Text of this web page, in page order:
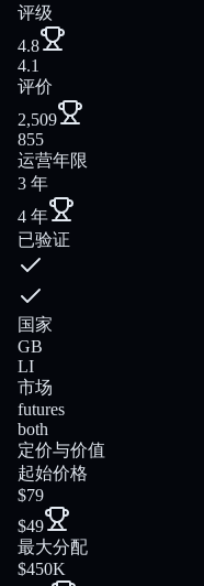
评级
4.8
4.1
评价
2,509
855
运营年限
3 年
4 年
已验证
国家
GB
LI
市场
futures
both
定价与价值
起始价格
$79
$49
最大分配
$450K